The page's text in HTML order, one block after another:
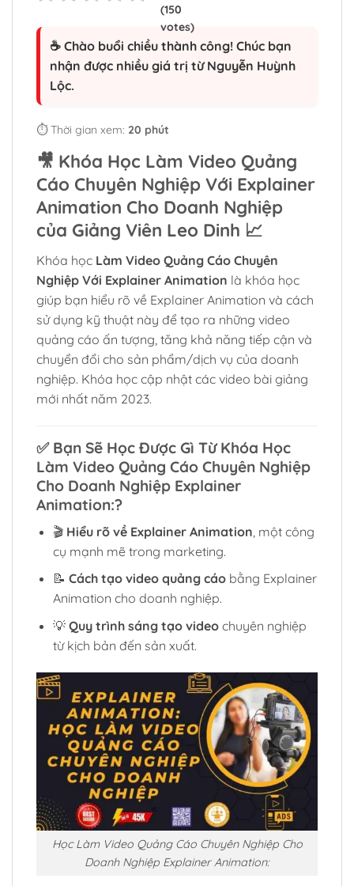
☕ Chào buổi chiều thành công! Chúc bạn
nhận được nhiều giá trị từ Nguyễn Huỳnh
Lộc.
⏱️ Thời gian xem: 20 phút
🎥 Khóa Học Làm Video Quảng
Cáo Chuyên Nghiệp Với Explainer
Animation Cho Doanh Nghiệp
của Giảng Viên Leo Dinh 📈
Khóa học Làm Video Quảng Cáo Chuyên
Nghiệp Với Explainer Animation là khóa học
giúp bạn hiểu rõ về Explainer Animation và cách
sử dụng kỹ thuật này để tạo ra những video
quảng cáo ấn tượng, tăng khả năng tiếp cận và
chuyển đổi cho sản phẩm/dịch vụ của doanh
nghiệp. Khóa học cập nhật các video bài giảng
mới nhất năm 2023.
✅ Bạn Sẽ Học Được Gì Từ Khóa Học
Làm Video Quảng Cáo Chuyên Nghiệp
Cho Doanh Nghiệp Explainer
Animation:?
🎬 Hiểu rõ về Explainer Animation , một công
cụ mạnh mẽ trong marketing.
📝 Cách tạo video quảng cáobằng Explainer
Animation cho doanh nghiệp.
💡 Quy trình sáng tạo videochuyên nghiệp
từ kịch bản đến sản xuất.
Học Làm Video Quảng Cáo Chuyên Nghiệp Cho
Doanh Nghiệp Explainer Animation: